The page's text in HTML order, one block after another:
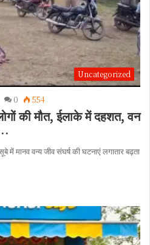
Uncategorized
0 554
की मौत, ईलाके में दहशत, वन
मानव वन्य जीव संघर्ष की घटनाएं लगातार बढ़ता